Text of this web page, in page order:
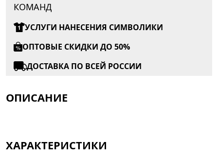
КОМАНД
УСЛУГИ НАНЕСЕНИЯ СИМВОЛИКИ
ОПТОВЫЕ СКИДКИ ДО 50%
ДОСТАВКА ПО ВСЕЙ РОССИИ
ОПИСАНИЕ
ХАРАКТЕРИСТИКИ